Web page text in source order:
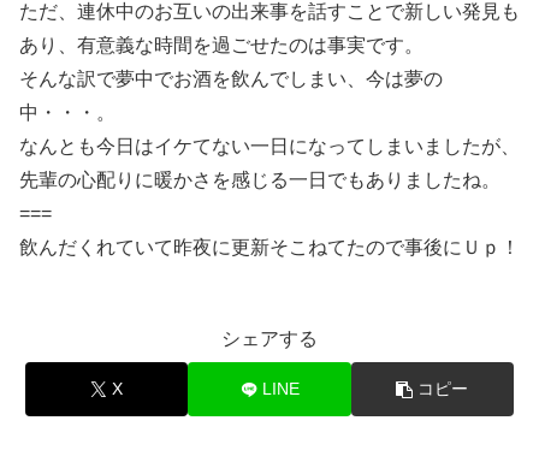
ただ、連休中のお互いの出来事を話すことで新しい発見も
あり、有意義な時間を過ごせたのは事実です。
そんな訳で夢中でお酒を飲んでしまい、今は夢の
中・・・。
なんとも今日はイケてない一日になってしまいましたが、
先輩の心配りに暖かさを感じる一日でもありましたね。
===
飲んだくれていて昨夜に更新そこねてたので事後にＵｐ！
シェアする
X LINE コピー